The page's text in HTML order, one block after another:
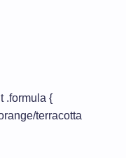
.formula {
terracotta